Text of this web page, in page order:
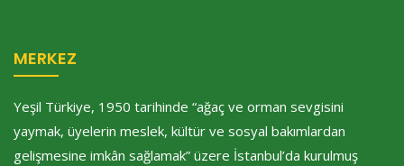
MERKEZ
Yeşil Türkiye, 1950 tarihinde “ağaç ve orman sevgisini
yaymak, üyelerin meslek, kültür ve sosyal bakımlardan
gelişmesine imkân sağlamak” üzere İstanbul’da kurulmuş